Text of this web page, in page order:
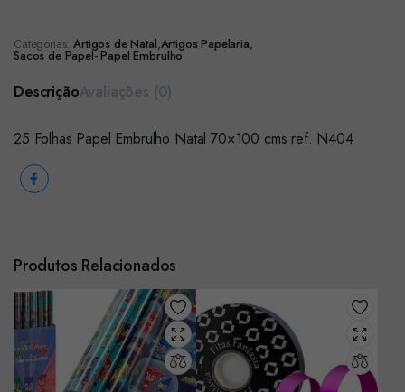
Categorias: Artigos de Natal,Artigos Papelaria,
Sacos de Papel- Papel Embrulho
Descrição
25 Folhas Papel Embrulho Natal 70×100 cms ref. N404
Produtos Relacionados